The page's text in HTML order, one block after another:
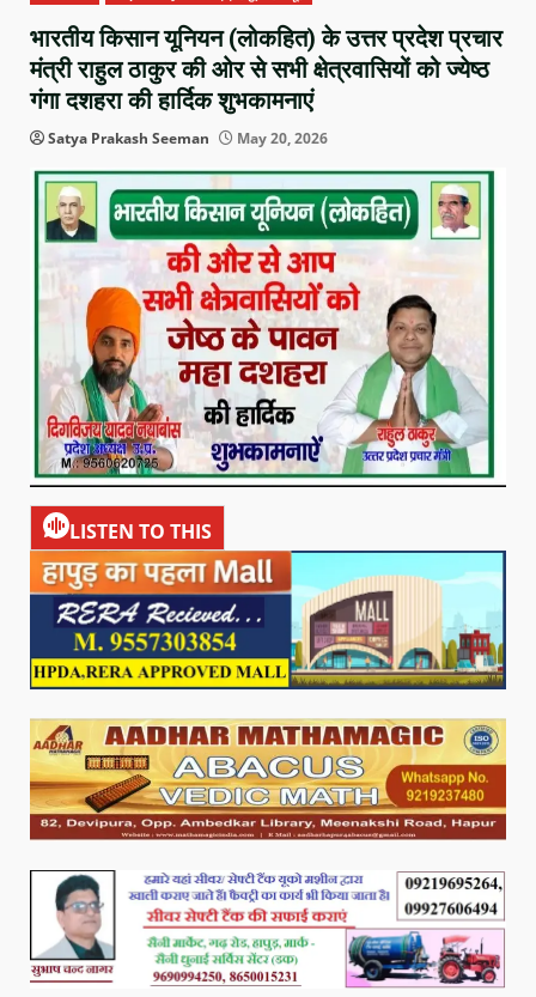
भारतीय किसान यूनियन (लोकहित) के उत्तर प्रदेश प्रचार
मंत्री राहुल ठाकुर की ओर से सभी क्षेत्रवासियों को ज्येष्ठ
गंगा दशहरा की हार्दिक शुभकामनाएं
Satya Prakash Seeman May 20, 2026
LISTEN TO THIS